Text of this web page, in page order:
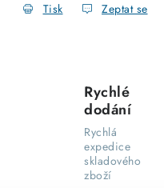
Tisk Zeptat se
Rychlé
dodání
Rychlá
expedice
skladového
zboží